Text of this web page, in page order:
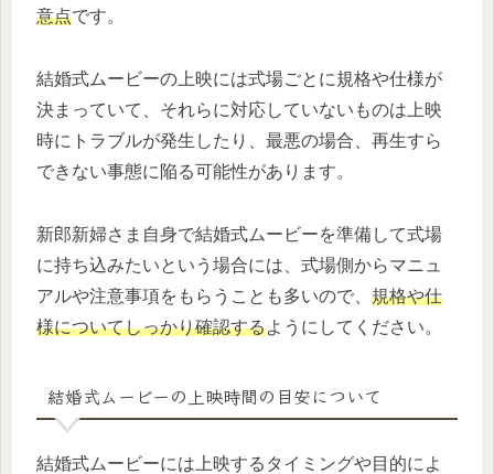
意点です。
結婚式ムービーの上映には式場ごとに規格や仕様が
決まっていて、それらに対応していないものは上映
時にトラブルが発生したり、最悪の場合、再生すら
できない事態に陥る可能性があります。
新郎新婦さま自身で結婚式ムービーを準備して式場
に持ち込みたいという場合には、式場側からマニュ
アルや注意事項をもらうことも多いので、 規格や仕
様についてしっかり確認するようにしてください。
結婚式ムービーの上映時間の目安について
結婚式ムービーには上映するタイミングや目的によ